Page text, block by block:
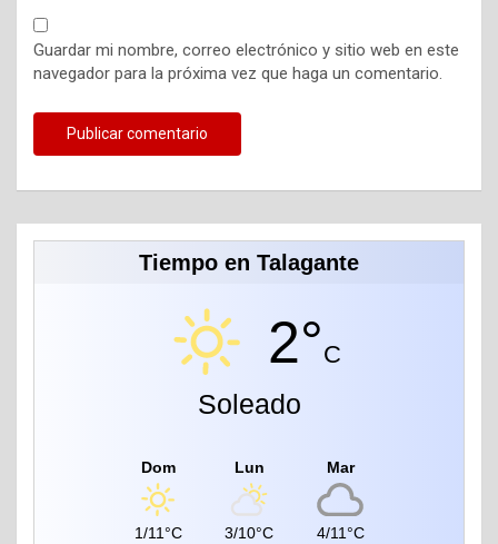
Guardar mi nombre, correo electrónico y sitio web en este
navegador para la próxima vez que haga un comentario.
Tiempo en Talagante
2°C
Soleado
Dom
1/11°C
Lun
3/10°C
Mar
4/11°C